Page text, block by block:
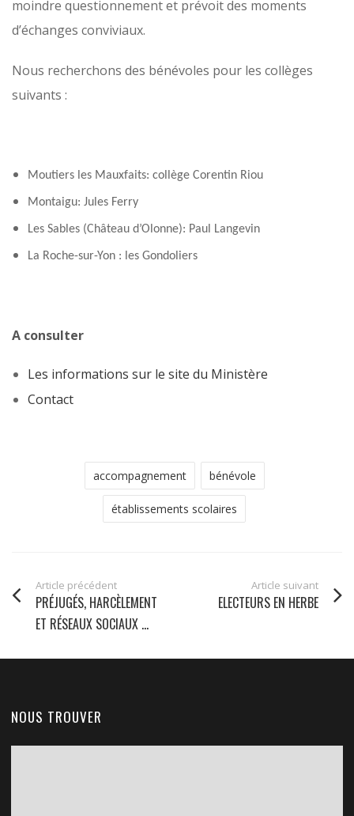
moindre questionnement et prévoit des moments
d’échanges conviviaux.
Nous recherchons des bénévoles pour les collèges
suivants :
Moutiers les Mauxfaits: collège Corentin Riou
Montaigu: Jules Ferry
Les Sables (Château d’Olonne): Paul Langevin
La Roche-sur-Yon : les Gondoliers
A consulter
Les informations sur le site du Ministère
Contact
accompagnement bénévole
établissements scolaires
Article précédent
PRÉJUGÉS, HARCÈLEMENT
ET RÉSEAUX SOCIAUX ...
Article suivant
ELECTEURS EN HERBE
NOUS TROUVER